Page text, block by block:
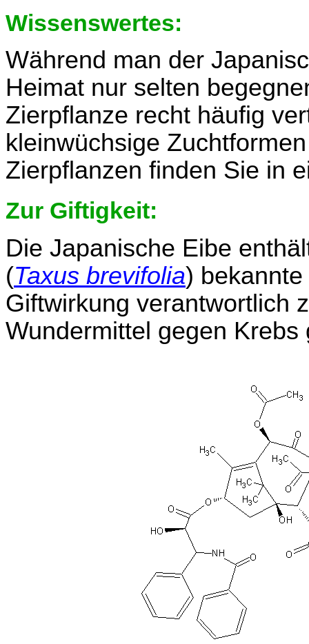
Wissenswertes:
Während man der
Heimat nur selten
Zierpflanze recht häufig
kleinwüchsige
Zierpflanzen finden Sie in
Zur Giftigkeit:
Die Japanische Eibe
(Taxus brevifolia)
Giftwirkung verantwortlich
Wundermittel gegen Krebs